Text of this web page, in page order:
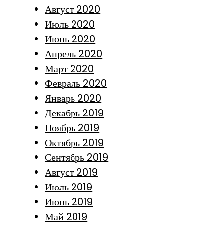
Август 2020
Июль 2020
Июнь 2020
Апрель 2020
Март 2020
Февраль 2020
Январь 2020
Декабрь 2019
Ноябрь 2019
Октябрь 2019
Сентябрь 2019
Август 2019
Июль 2019
Июнь 2019
Май 2019